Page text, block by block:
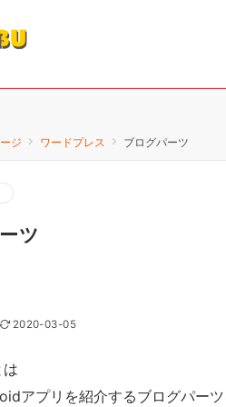
ジ ワードプレス ブログパーツ
ツ
2020-03-05
アプリを紹介するブログパー